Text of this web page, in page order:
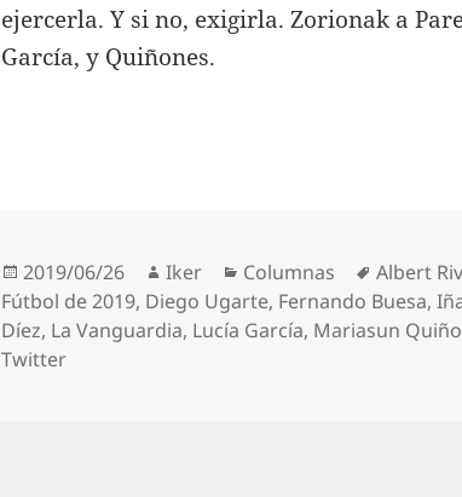
ejercerla. Y si no, exigirla. Zorionak a
García, y Quiñones.
Publicado
el
2019/06/26 Autor
Iker Categorías
Columnas Etiquetas
Albert
Fútbol de 2019, Diego Ugarte, Fernando Buesa,
Díez, La Vanguardia, Lucía García, Mariasun
Twitter